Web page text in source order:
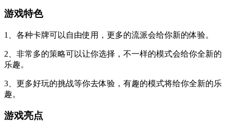
游戏特色
1、各种卡牌可以自由使用，更多的流派会给你新的体验。
2、非常多的策略可以让你选择，不一样的模式会给你全新的
乐趣。
3、更多好玩的挑战等你去体验，有趣的模式将给你全新的乐
趣。
游戏亮点